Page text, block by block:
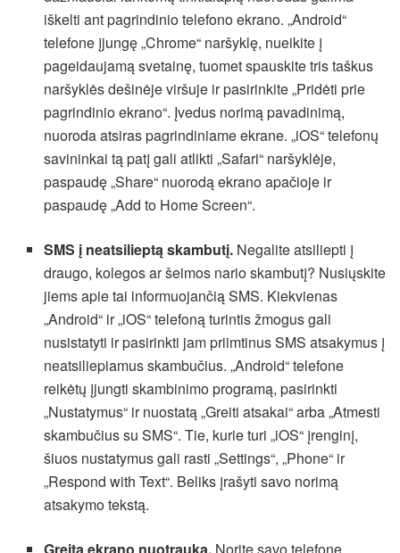
iškelti ant pagrindinio telefono ekrano. „Android“
telefone įjungę „Chrome“ naršyklę, nueikite į
pageidaujamą svetainę, tuomet spauskite tris taškus
naršyklės dešinėje viršuje ir pasirinkite „Pridėti prie
pagrindinio ekrano“. Įvedus norimą pavadinimą,
nuoroda atsiras pagrindiniame ekrane. „iOS“ telefonų
savininkai tą patį gali atlikti „Safari“ naršyklėje,
paspaudę „Share“ nuorodą ekrano apačioje ir
paspaudę „Add to Home Screen“.
SMS į neatsilieptą skambutį. Negalite atsiliepti į
draugo, kolegos ar šeimos nario skambutį? Nusiųskite
jiems apie tai informuojančią SMS. Kiekvienas
„Android“ ir „iOS“ telefoną turintis žmogus gali
nusistatyti ir pasirinkti jam priimtinus SMS atsakymus į
neatsiliepiamus skambučius. „Android“ telefone
reikėtų įjungti skambinimo programą, pasirinkti
„Nustatymus“ ir nuostatą „Greiti atsakai“ arba „Atmesti
skambučius su SMS“. Tie, kurie turi „iOS“ įrenginį,
šiuos nustatymus gali rasti „Settings“, „Phone“ ir
„Respond with Text“. Beliks įrašyti savo norimą
atsakymo tekstą.